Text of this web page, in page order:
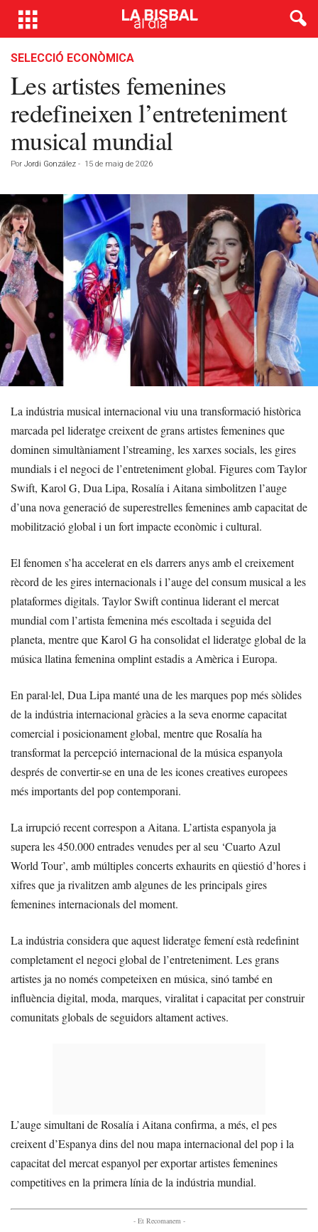
SELECCIÓ ECONÒMICA
Les artistes femenines
redefineixen l’entreteniment
musical mundial
Por Jordi González - 15 de maig de 2026
La indústria musical internacional viu una transformació històrica
marcada pel lideratge creixent de grans artistes femenines que
dominen simultàniament l’streaming, les xarxes socials, les gires
mundials i el negoci de l’entreteniment global. Figures com Taylor
Swift, Karol G, Dua Lipa, Rosalía i Aitana simbolitzen l’auge
d’una nova generació de superestrelles femenines amb capacitat de
mobilització global i un fort impacte econòmic i cultural.
El fenomen s’ha accelerat en els darrers anys amb el creixement
rècord de les gires internacionals i l’auge del consum musical a les
plataformes digitals. Taylor Swift continua liderant el mercat
mundial com l’artista femenina més escoltada i seguida del
planeta, mentre que Karol G ha consolidat el lideratge global de la
música llatina femenina omplint estadis a Amèrica i Europa.
En paral·lel, Dua Lipa manté una de les marques pop més sòlides
de la indústria internacional gràcies a la seva enorme capacitat
comercial i posicionament global, mentre que Rosalía ha
transformat la percepció internacional de la música espanyola
després de convertir-se en una de les icones creatives europees
més importants del pop contemporani.
La irrupció recent correspon a Aitana. L’artista espanyola ja
supera les 450.000 entrades venudes per al seu ‘Cuarto Azul
World Tour’, amb múltiples concerts exhaurits en qüestió d’hores i
xifres que ja rivalitzen amb algunes de les principals gires
femenines internacionals del moment.
La indústria considera que aquest lideratge femení està redefinint
completament el negoci global de l’entreteniment. Les grans
artistes ja no només competeixen en música, sinó també en
influència digital, moda, marques, viralitat i capacitat per construir
comunitats globals de seguidors altament actives.
L’auge simultani de Rosalía i Aitana confirma, a més, el pes
creixent d’Espanya dins del nou mapa internacional del pop i la
capacitat del mercat espanyol per exportar artistes femenines
competitives en la primera línia de la indústria mundial.
- Et Recomanem -